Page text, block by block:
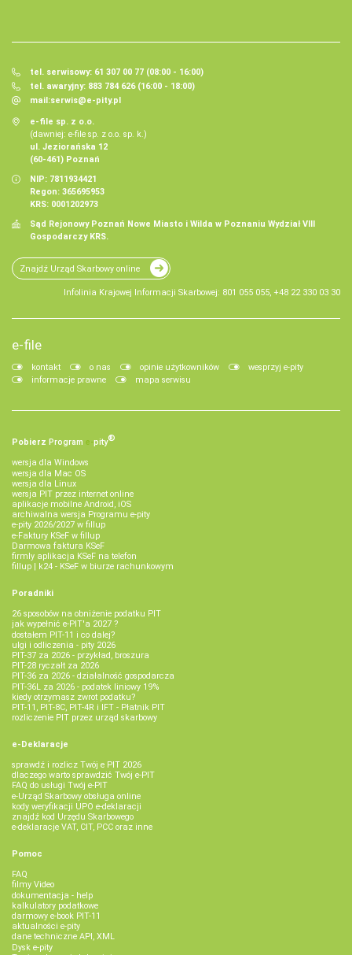
tel. serwisowy: 61 307 00 77 (08:00 - 16:00)
tel. awaryjny: 883 784 626 (16:00 - 18:00)
mail:serwis@e-pity.pl
e-file sp. z o.o.
(dawniej: e-file sp. z o.o. sp. k.)
ul. Jeziorańska 12
(60-461) Poznań
NIP: 7811934421
Regon: 365695953
KRS: 0001202973
Sąd Rejonowy Poznań Nowe Miasto i Wilda w Poznaniu Wydział VIII
Gospodarczy KRS.
Znajdź Urząd Skarbowy online
Infolinia Krajowej Informacji Skarbowej: 801 055 055, +48 22 330 03 30
e-file
kontakt o nas opinie użytkowników
wesprzyj e-pity
informacje prawne
mapa serwisu
Pobierz Program e‑pity®
wersja dla Windows
wersja dla Mac OS
wersja dla Linux
wersja PIT przez internet online
aplikacje mobilne Android, iOS
archiwalna wersja Programu e-pity
e-pity 2026/2027 w fillup
e‑Faktury KSeF w fillup
Darmowa faktura KSeF
firmly aplikacja KSeF na telefon
fillup | k24 - KSeF w biurze rachunkowym
Poradniki
26 sposobów na obniżenie podatku PIT
jak wypełnić e-PIT'a 2027 ?
dostałem PIT-11 i co dalej?
ulgi i odliczenia - pity 2026
PIT-37 za 2026 - przykład, broszura
PIT-28 ryczałt za 2026
PIT-36 za 2026 - działalność gospodarcza
PIT-36L za 2026 - podatek liniowy 19%
kiedy otrzymasz zwrot podatku?
PIT-11, PIT-8C, PIT-4R i IFT - Płatnik PIT
rozliczenie PIT przez urząd skarbowy
e-Deklaracje
sprawdź i rozlicz Twój e PIT 2026
dlaczego warto sprawdzić Twój e-PIT
FAQ do usługi Twój e-PIT
e-Urząd Skarbowy obsługa online
kody weryfikacji UPO e-deklaracji
znajdź kod Urzędu Skarbowego
e-deklaracje VAT, CIT, PCC oraz inne
Pomoc
FAQ
filmy Video
dokumentacja - help
kalkulatory podatkowe
darmowy e-book PIT-11
aktualności e-pity
dane techniczne API, XML
Dysk e-pity